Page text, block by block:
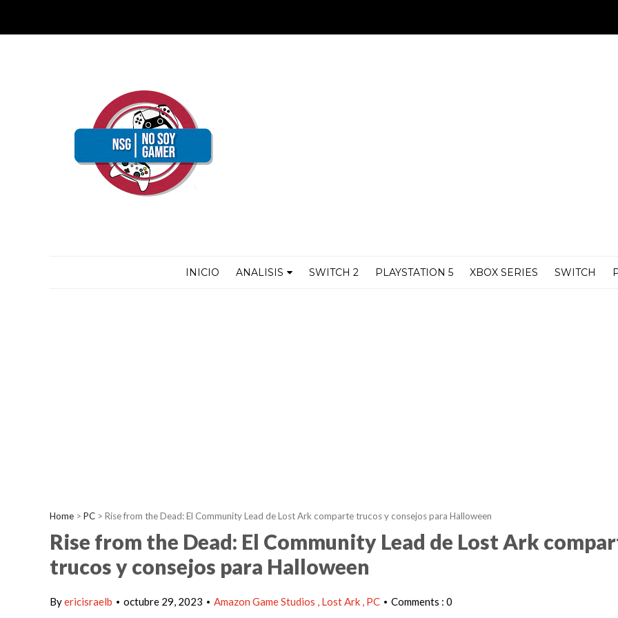
INICIO ANALISIS SWITCH 2 PLAYSTATION 5 XBOX SERIES SWITCH
Home > PC > Rise from the Dead: El Community Lead de Lost Ark comparte trucos y consejos para Halloween
Rise from the Dead: El Community Lead de Lost Ark
trucos y consejos para Halloween
Byericisraelb • octubre 29, 2023 • Amazon Game Studios Lost Ark PC • Comments : 0